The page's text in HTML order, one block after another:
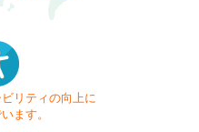
リティの向上に
ます。